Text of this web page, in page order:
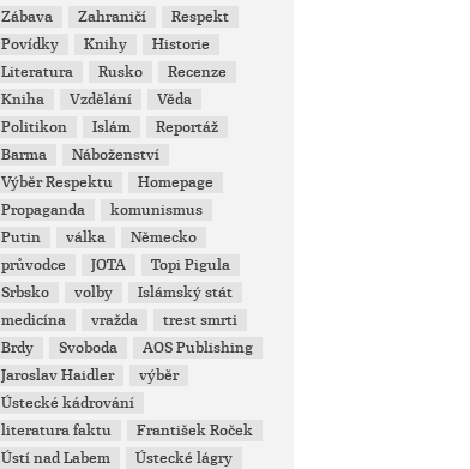
Zábava
Zahraničí
Respekt
Povídky
Knihy
Historie
Literatura
Rusko
Recenze
Kniha
Vzdělání
Věda
Politikon
Islám
Reportáž
Barma
Náboženství
Výběr Respektu
Homepage
Propaganda
komunismus
Putin
válka
Německo
průvodce
JOTA
Topi Pigula
Srbsko
volby
Islámský stát
medicína
vražda
trest smrti
Brdy
Svoboda
AOS Publishing
Jaroslav Haidler
výběr
Ústecké kádrování
literatura faktu
František Roček
Ústí nad Labem
Ústecké lágry